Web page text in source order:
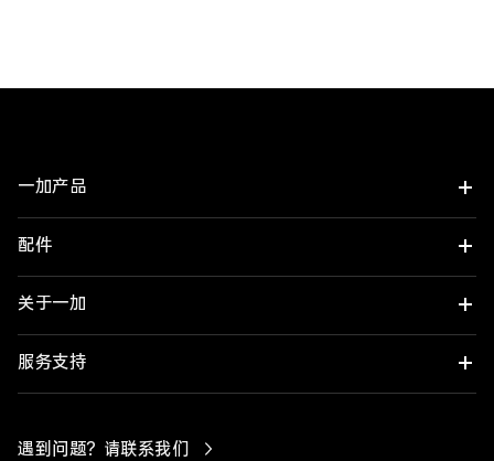
一加产品
一加 Turbo 6X Pro
一加 Turbo 6X
一加 Ace 6 至尊版
配件
一加平板 3 Pro
一加平板 2 Pro
关于一加
了解一加
服务支持
遇到问题？请联系我们